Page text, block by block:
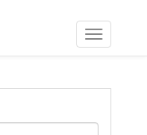
Toggle